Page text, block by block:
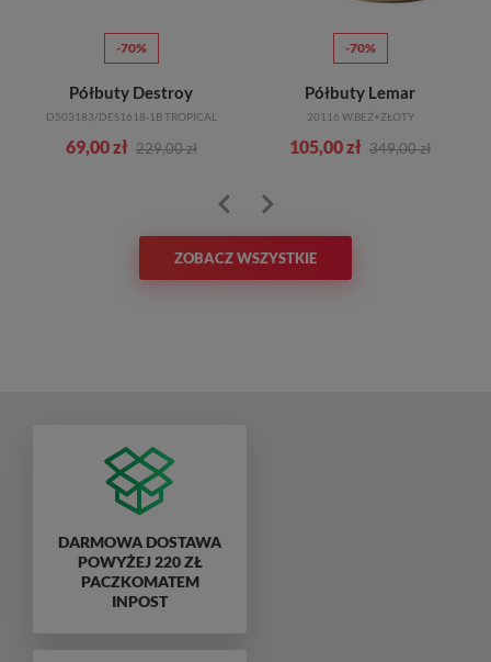
-70%
Półbuty Destroy
D503183/DES1618-1B TROPICAL
69,00 zł 229,00 zł
-70%
Półbuty Lemar
20116 W.BEŻ+ZŁOTY
105,00 zł 349,00 zł
ZOBACZ WSZYSTKIE
DARMOWA DOSTAWA
POWYŻEJ 220 ZŁ
PACZKOMATEM
INPOST